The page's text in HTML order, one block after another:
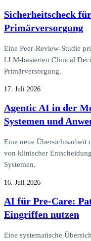
Sicherheitscheck
Primärversorgung
Eine Peer-Review-Studie
LLM-basierten Clinical
Primärversorgung.
17. Juli 2026
Agentic AI in der
Systemen und
Eine neue
von klinischer
Systemen.
16. Juli 2026
AI für Pre-Care:
Eingriffen nutzen
Eine systematische